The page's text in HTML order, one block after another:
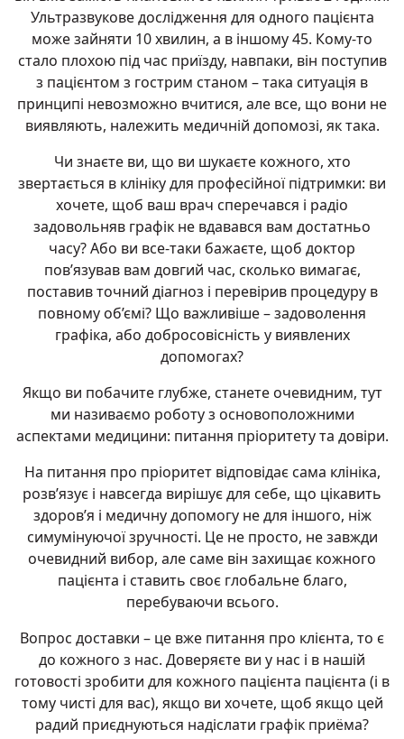
Ультразвукове дослідження для одного пацієнта
може зайняти 10 хвилин, а в іншому 45. Кому-то
стало плохою під час приїзду, навпаки, він поступив
з пацієнтом з гострим станом – така ситуація в
принципі невозможно вчитися, але все, що вони не
виявляють, належить медичній допомозі, як така.
Чи знаєте ви, що ви шукаєте кожного, хто
звертається в клініку для професійної підтримки: ви
хочете, щоб ваш врач сперечався і радіо
задовольняв графік не вдавався вам достатньо
часу? Або ви все-таки бажаєте, щоб доктор
пов’язував вам довгий час, сколько вимагає,
поставив точний діагноз і перевірив процедуру в
повному об’ємі? Що важливіше – задоволення
графіка, або добросовісність у виявлених
допомогах?
Якщо ви побачите глубже, станете очевидним, тут
ми називаємо роботу з основоположними
аспектами медицини: питання пріоритету та довіри.
На питання про пріоритет відповідає сама клініка,
розв’язує і навсегда вирішує для себе, що цікавить
здоров’я і медичну допомогу не для іншого, ніж
симумінуючої зручності. Це не просто, не завжди
очевидний вибор, але саме він захищає кожного
пацієнта і ставить своє глобальне благо,
перебуваючи всього.
Вопрос доставки – це вже питання про клієнта, то є
до кожного з нас. Доверяєте ви у нас і в нашій
готовості зробити для кожного пацієнта пацієнта (і в
тому чисті для вас), якщо ви хочете, щоб якщо цей
радий приєднуються надіслати графік приёма?